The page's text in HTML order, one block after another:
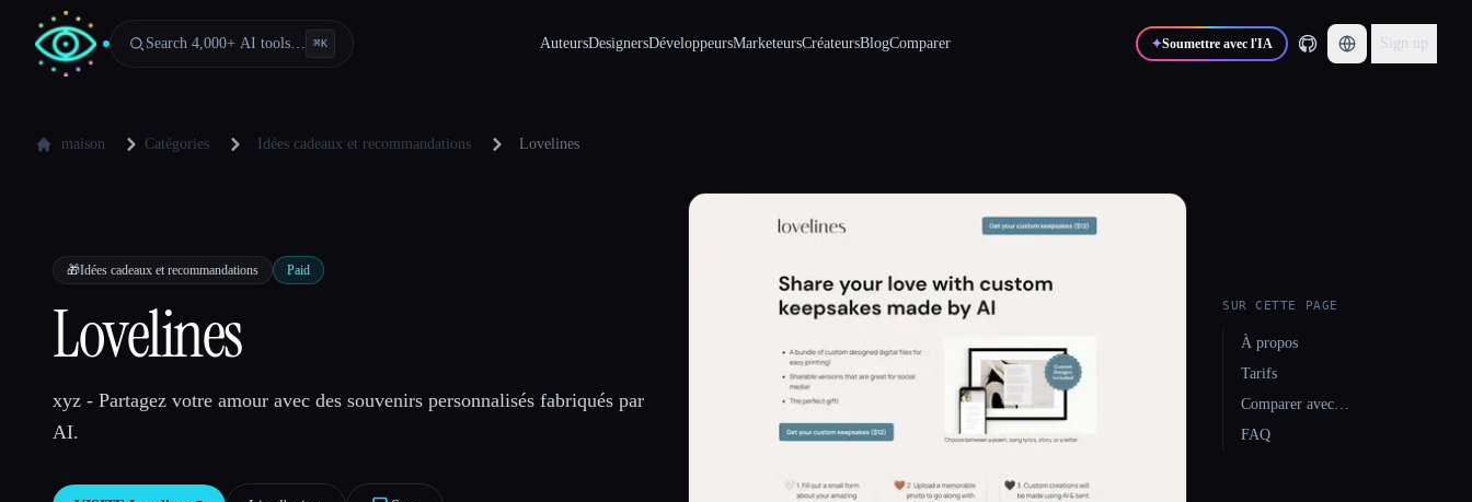
Search 4,000+ AI tools… ⌘K AuteursDesignersDéveloppeursMarketeursCréateursBlogComparer ✦Soumettre avec l'IA Sign up
maison Catégories Idées cadeaux et recommandations Lovelines
🎁Idées cadeaux et recommandations Paid
Lovelines
xyz - Partagez votre amour avec des souvenirs personnalisés fabriqués par
AI.
SUR CETTE PAGE
À propos
Tarifs
Comparer avec…
FAQ